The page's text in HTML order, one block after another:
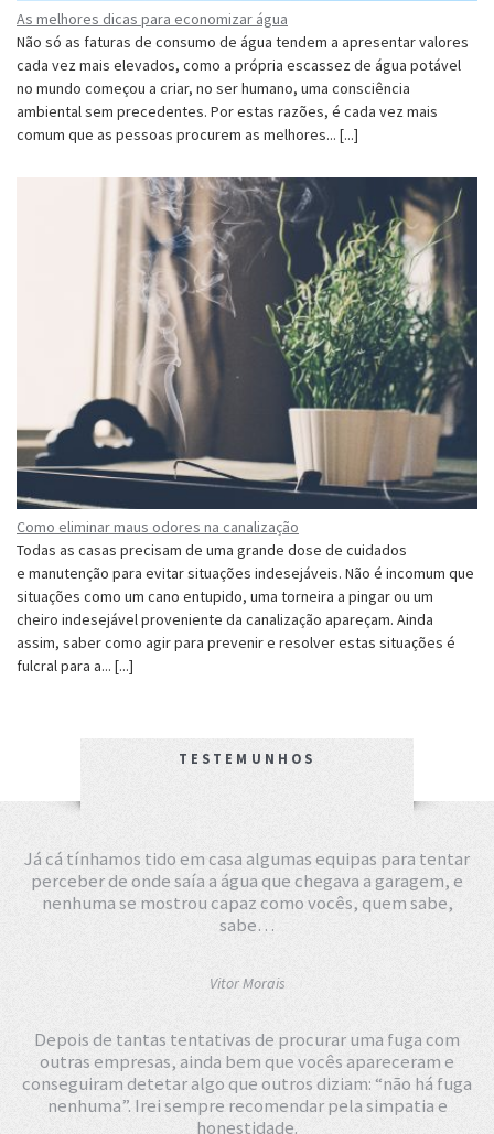
As melhores dicas para economizar água
Não só as faturas de consumo de água tendem a apresentar valores
cada vez mais elevados, como a própria escassez de água potável
no mundo começou a criar, no ser humano, uma consciência
ambiental sem precedentes. Por estas razões, é cada vez mais
comum que as pessoas procurem as melhores... [...]
Como eliminar maus odores na canalização
Todas as casas precisam de uma grande dose de cuidados
e manutenção para evitar situações indesejáveis. Não é incomum que
situações como um cano entupido, uma torneira a pingar ou um
cheiro indesejável proveniente da canalização apareçam. Ainda
assim, saber como agir para prevenir e resolver estas situações é
fulcral para a... [...]
TESTEMUNHOS
Já cá tínhamos tido em casa algumas equipas para tentar
perceber de onde saía a água que chegava a garagem, e
nenhuma se mostrou capaz como vocês, quem sabe,
sabe…
Vitor Morais
Depois de tantas tentativas de procurar uma fuga com
outras empresas, ainda bem que vocês apareceram e
conseguiram detetar algo que outros diziam: “não há fuga
nenhuma”. Irei sempre recomendar pela simpatia e
honestidade.